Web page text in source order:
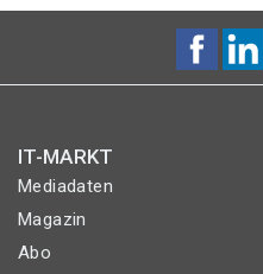
IT-MARKT
Mediadaten
Magazin
Abo